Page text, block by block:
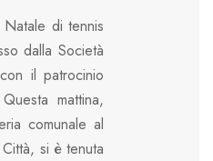
di tennis
dalla Società
il patrocinio
mattina,
comunale al
si è tenuta